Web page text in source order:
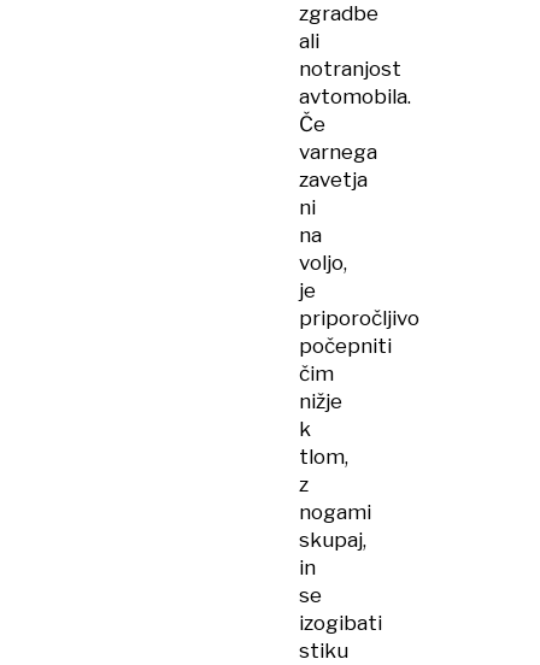
zgradbe
ali
notranjost
avtomobila.
Če
varnega
zavetja
ni
na
voljo,
je
priporočljivo
počepniti
čim
nižje
k
tlom,
z
nogami
skupaj,
in
se
izogibati
stiku